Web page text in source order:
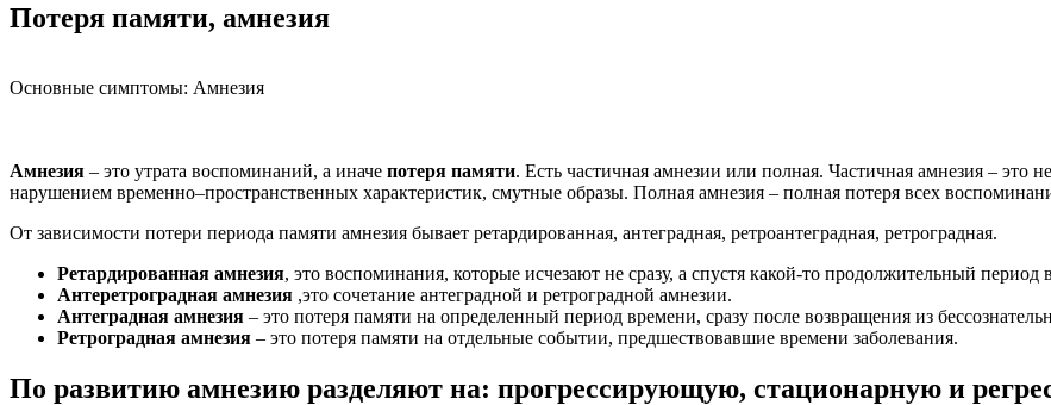
Потеря памяти, амнезия
Основные симптомы: Амнезия
Амнезия – это утрата воспоминаний, а иначе потеря памяти. Есть частичная амнезии или полная. Частичная амнезия – это
нарушением временно–пространственных характеристик, смутные образы. Полная амнезия – полная потеря всех
От зависимости потери периода памяти амнезия бывает ретардированная, антеградная, ретроантеградная, ретроградная.
Ретардированная амнезия, это воспоминания, которые исчезают не сразу, а спустя какой-то продолжительный период
Антеретроградная амнезия ,это сочетание антеградной и ретроградной амнезии.
Антеградная амнезия – это потеря памяти на определенный период времени, сразу после возвращения из
Ретроградная амнезия – это потеря памяти на отдельные событии, предшествовавшие времени заболевания.
По развитию амнезию разделяют на: прогрессирующую, стационарную и